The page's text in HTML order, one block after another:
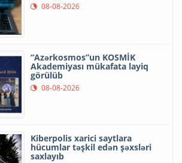
08-08-2026
“Azərkosmos”un KOSMİK
Akademiyası mükafata layiq
görülüb
08-08-2026
Kiberpolis xarici saytlara
hücumlar təşkil edən şəxsləri
saxlayıb